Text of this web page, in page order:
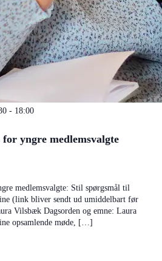
- 18:00
for yngre medlemsvalgte
medlemsvalgte: Stil spørgsmål til
(link bliver sendt ud umiddelbart før
Vilsbæk Dagsorden og emne: Laura
opsamlende møde, […]